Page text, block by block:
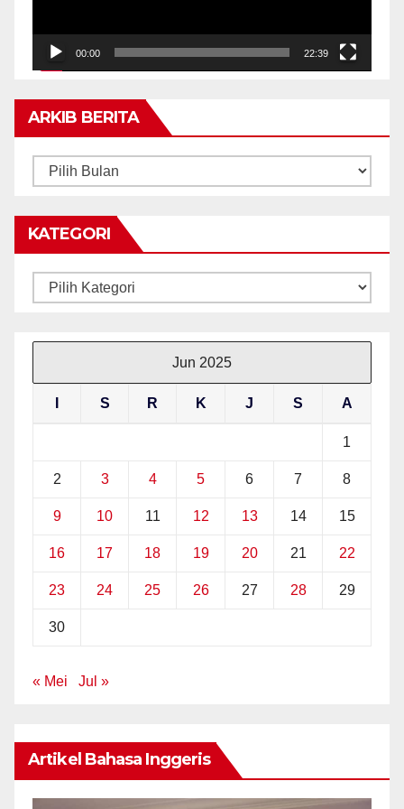
00:00 22:39
ARKIB BERITA
ARKIB
KATEGORI
Kategori
Jun 2025
S R K J S A
1
2 3 4 5 6 7 8
9 10 11 12 13 14 15
16 17 18 19 20 21 22
23 24 25 26 27 28 29
30
« Mei Jul »
Artikel Bahasa Inggeris